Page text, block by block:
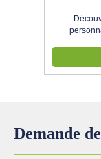
Demande